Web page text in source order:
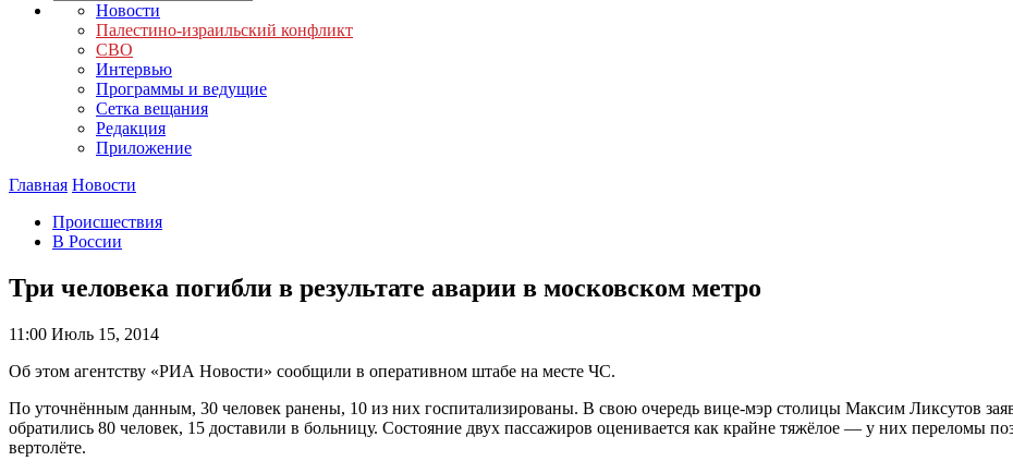
Новости
Палестино-израильский конфликт
СВО
Интервью
Программы и ведущие
Сетка вещания
Редакция
Приложение
Главная Новости
Происшествия
В России
Три человека погибли в результате аварии в московском метро
11:00 Июль 15, 2014
Об этом агентству «РИА Новости» сообщили в оперативном штабе на месте ЧС.
По уточнённым данным, 30 человек ранены, 10 из них госпитализированы. В свою очередь вице-мэр столицы Максим Ликсутов
обратились 80 человек, 15 доставили в больницу. Состояние двух пассажиров оценивается как крайне тяжёлое — у них переломы
вертолёте.